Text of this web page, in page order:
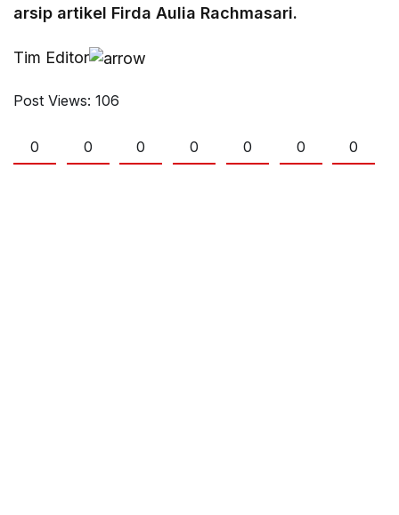
arsip artikel Firda Aulia Rachmasari.
Tim Editor
Post Views: 106
0 0 0 0 0 0 0